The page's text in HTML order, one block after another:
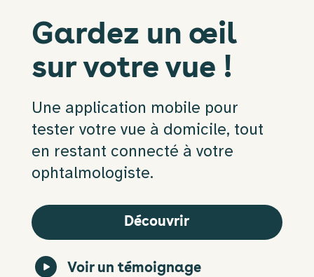
Gardez un œil
sur votre vue !
Une application mobile pour
tester votre vue à domicile, tout
en restant connecté à votre
ophtalmologiste.
Découvrir
Voir un témoignage